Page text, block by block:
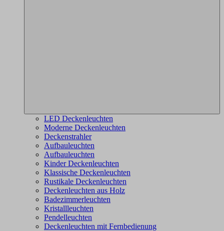
LED Deckenleuchten
Moderne Deckenleuchten
Deckenstrahler
Aufbauleuchten
Aufbauleuchten
Kinder Deckenleuchten
Klassische Deckenleuchten
Rustikale Deckenleuchten
Deckenleuchten aus Holz
Badezimmerleuchten
Kristallleuchten
Pendelleuchten
Deckenleuchten mit Fernbedienung